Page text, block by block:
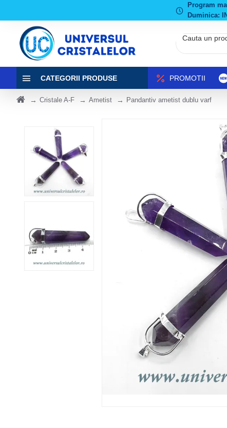
Program
Duminica:
CATEGORII PRODUSE PROMOTII
Cristale A-F Ametist Pandantiv ametist dublu varf